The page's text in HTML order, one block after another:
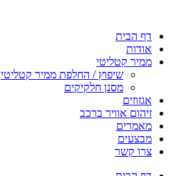
דף הבית
אודות
ממיר קטליטי
שיפוץ / החלפת ממיר קטליטי
מסנן חלקיקים
אגזוזים
זיהום אוויר ברכב
מאמרים
מבצעים
צרו קשר